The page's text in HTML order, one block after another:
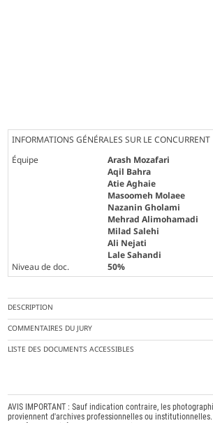
INFORMATIONS GÉNÉRALES SUR LE CONCURRENT
Équipe
Arash Mozafari
Aqil Bahra
Atie Aghaie
Masoomeh Molaee
Nazanin Gholami
Mehrad Alimohamadi
Milad Salehi
Ali Nejati
Lale Sahandi
Niveau de doc.
50%
DESCRIPTION
COMMENTAIRES DU JURY
LISTE DES DOCUMENTS ACCESSIBLES
AVIS IMPORTANT : Sauf indication contraire, les
proviennent d'archives professionnelles ou